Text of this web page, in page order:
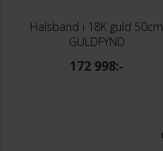
Halsband i 18K guld 50cm
GULDFYND
172 998:-